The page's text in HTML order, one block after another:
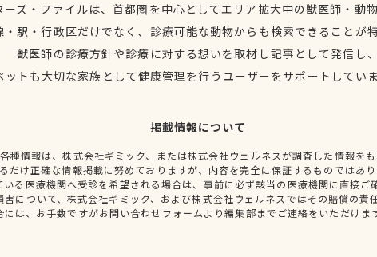
ーズ・ファイルは、首都圏を中心としてエリア拡大中の獣医師・動
・駅・行政区だけでなく、診療可能な動物からも検索できることが
獣医師の診療方針や診療に対する想いを取材し記事として発信し
ットも大切な家族として健康管理を行うユーザーをサポートしてい
掲載情報について
種情報は、株式会社ギミック、または株式会社ウェルネスが調査した情報を
だけ正確な情報掲載に努めておりますが、内容を完全に保証するものではあ
いる医療機関へ受診を希望される場合は、事前に必ず該当の医療機関に直接ご
害について、株式会社ギミック、および株式会社ウェルネスではその賠償の責
には、お手数ですがお問い合わせフォームより編集部までご連絡をいただけま